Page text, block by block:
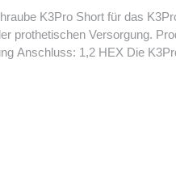
K3Pro Short für das
K3Pro Implantatsystem, Short Platform
von Abutments Lieferumfang: 2